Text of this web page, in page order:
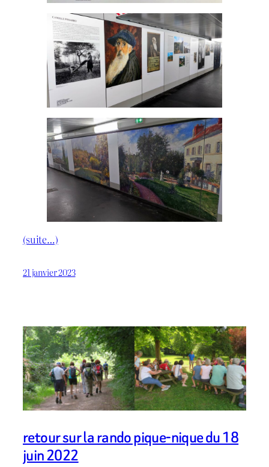
(suite…)
21 janvier 2023
retour sur la rando pique-nique du 18
juin 2022